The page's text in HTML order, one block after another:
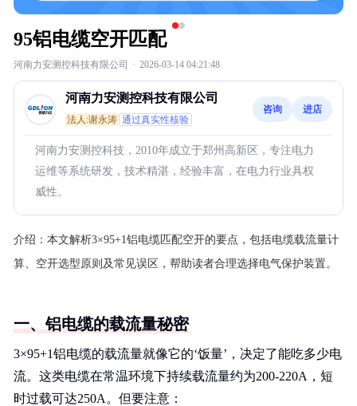
95铝电缆空开匹配
河南力安测控科技有限公司 · 2026-03-14 04:21:48
河南力安测控科技有限公司
法人:谢永涛 通过真实性核验
咨询 进店
河南力安测控科技，2010年成立于郑州高新区，专注电力
运维等系统研发，技术精湛，经验丰富，在电力行业具权
威性。
介绍： 本文解析3×95+1铝电缆匹配空开的要点，包括电缆载流量计
算、空开选型原则及常见误区，帮助读者合理选择电气保护装置。
一、铝电缆的载流量秘密
3×95+1铝电缆的载流量就像它的‘饭量’，决定了能吃多少电
流。这类电缆在常温环境下持续载流量约为200-220A，短
时过载可达250A。但要注意：